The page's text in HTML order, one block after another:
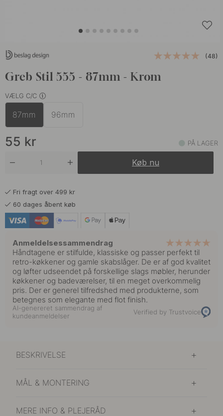
(48)
Greb Stil 555 - 87mm - Krom
VÆLG C/C
87mm 96mm
55 kr PÅ LAGER
Køb nu
Fri fragt over 499 kr
60 dages åbent køb
Anmeldelsessammendrag
Håndtagene er stilfulde, klassiske og passer perfekt til
retro-køkkener og gamle skabslåger. De er af god kvalitet
og løfter udseendet på forskellige slags møbler, herunder
køkkener og badeværelser, til en meget overkommelig
pris. Der er generel tilfredshed med produkterne, som
betegnes som elegante med flot finish.
AI-genereret sammendrag af
kundeanmeldelser
Verified by Trustvoice
BESKRIVELSE
MÅL & MONTERING
MERE INFO & PLEJERÅD